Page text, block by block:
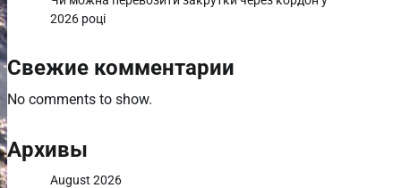
2026 році
Свежие комментарии
No comments to show.
Архивы
August 2026